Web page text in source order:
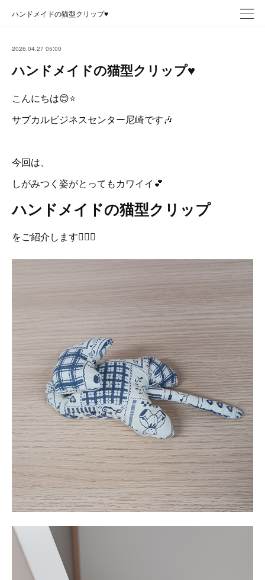
ハンドメイドの猫型クリップ♥️
2026.04.27 05:00
ハンドメイドの猫型クリップ♥️
こんにちは😊⭐
サブカルビジネスセンター尼崎です🎶
今回は、
しがみつく姿がとってもカワイイ💕
ハンドメイドの猫型クリップ
をご紹介します👌🏻✨